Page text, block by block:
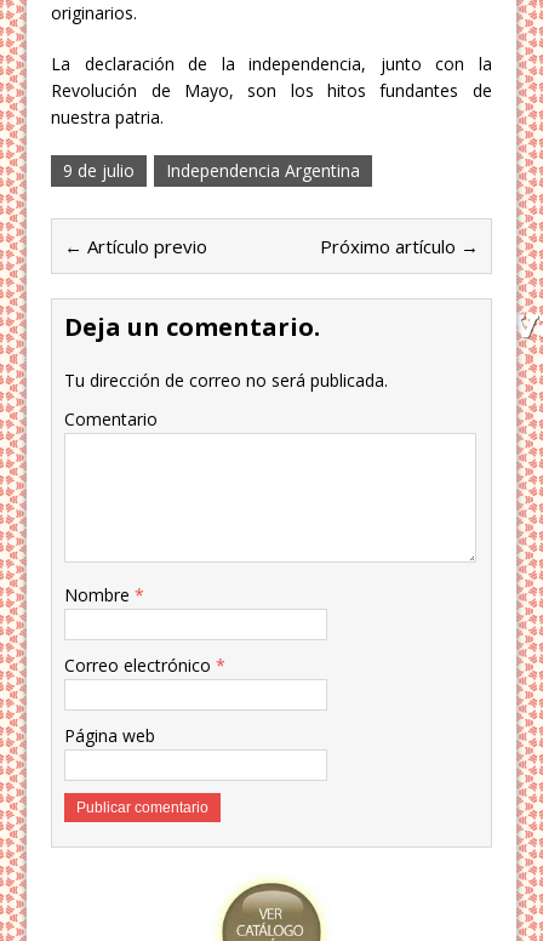
originarios.
La declaración de la independencia, junto con la
Revolución de Mayo, son los hitos fundantes de
nuestra patria.
9 de julio Independencia Argentina
← Artículo previo Próximo artículo →
Deja un comentario.
Tu dirección de correo no será publicada.
Comentario
Nombre*
Correo electrónico*
Página web